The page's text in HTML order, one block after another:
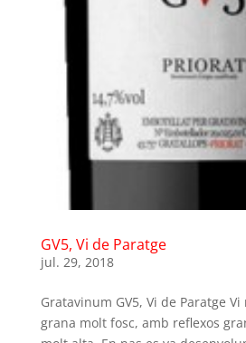
GV5, Vi de Paratge
jul. 29, 2018
Gratavinum GV5, Vi de Paratge
grana molt fosc, amb reflexos